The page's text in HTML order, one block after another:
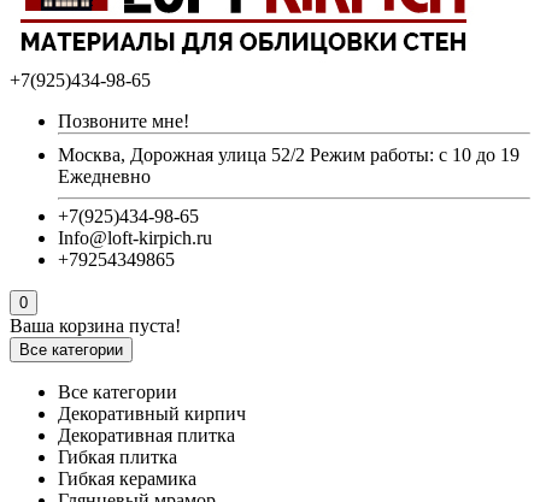
+7(925)434-98-65
Позвоните мне!
Москва, Дорожная улица 52/2 Режим работы: с 10 до 19
Ежедневно
+7(925)434-98-65
Info@loft-kirpich.ru
+79254349865
0
Ваша корзина пуста!
Все категории
Все категории
Декоративный кирпич
Декоративная плитка
Гибкая плитка
Гибкая керамика